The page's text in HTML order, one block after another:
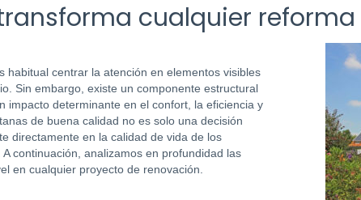
cualquier
centrar la atención en elementos visibles
Sin embargo, existe un componente estructural
impacto determinante en el confort, la eficiencia y
de buena calidad no es solo una decisión
directamente en la calidad de vida de los
continuación, analizamos en profundidad las
en cualquier proyecto de renovación.